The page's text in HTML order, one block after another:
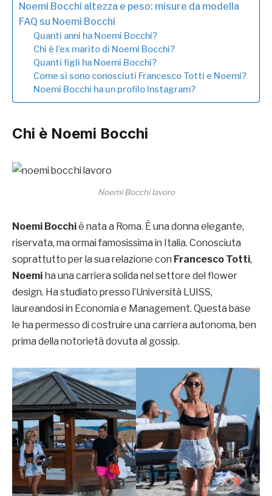
Noemi Bocchi altezza e peso: misure da modella
FAQ su Noemi Bocchi
Quanti anni ha Noemi Bocchi?
Chi è l’ex marito di Noemi Bocchi?
Quanti figli ha Noemi Bocchi?
Come si sono conosciuti Francesco Totti e Noemi?
Noemi Bocchi ha un profilo Instagram?
Chi è Noemi Bocchi
Noemi Bocchi lavoro
Noemi Bocchiè nata a Roma. È una donna elegante,
riservata, ma ormai famosissima in Italia. Conosciuta
soprattutto per la sua relazione con Francesco Totti,
Noemi ha una carriera solida nel settore del flower
design. Ha studiato presso l’Università LUISS,
laureandosi in Economia e Management. Questa base
le ha permesso di costruire una carriera autonoma, ben
prima della notorietà dovuta al gossip.